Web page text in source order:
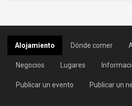
Alojamiento Dónde comer
Negocios Lugares
Publicar un evento Publicar un